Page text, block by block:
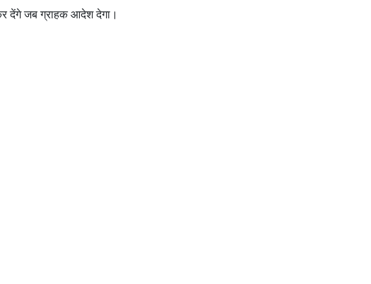
देंगे जब ग्राहक आदेश देगा।